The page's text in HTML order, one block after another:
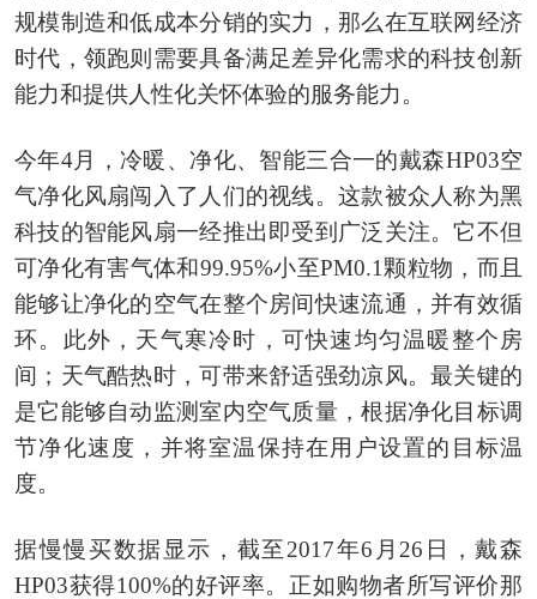
规模制造和低成本分销的实力，那么在互联网经济
时代，领跑则需要具备满足差异化需求的科技创新
能力和提供人性化关怀体验的服务能力。
今年4月，冷暖、净化、智能三合一的戴森HP03空
气净化风扇闯入了人们的视线。这款被众人称为黑
科技的智能风扇一经推出即受到广泛关注。它不但
可净化有害气体和99.95%小至PM0.1颗粒物，而且
能够让净化的空气在整个房间快速流通，并有效循
环。此外，天气寒冷时，可快速均匀温暖整个房
间；天气酷热时，可带来舒适强劲凉风。最关键的
是它能够自动监测室内空气质量，根据净化目标调
节净化速度，并将室温保持在用户设置的目标温
度。
据慢慢买数据显示，截至2017年6月26日，戴森
HP03获得100%的好评率。正如购物者所写评价那